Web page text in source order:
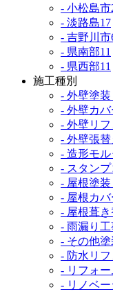
- 小松島市
- 淡路島17
- 吉野川市
- 県南部11
- 県西部11
施工種別
- 外壁塗
- 外壁カ
- 外壁リフ
- 外壁張
- 造形モ
- スタン
- 屋根塗
- 屋根カ
- 屋根葺
- 雨漏り
- その他
- 防水リフ
- リフォー
- リノベ